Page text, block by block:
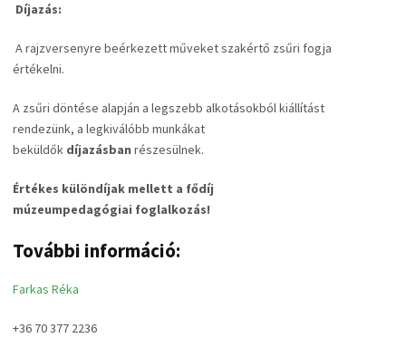
Díjazás:
A rajzversenyre beérkezett műveket szakértő zsűri fogja
értékelni.
A zsűri döntése alapján a legszebb alkotásokból kiállítást
rendezünk, a legkiválóbb munkákat
beküldők díjazásban részesülnek.
Értékes különdíjak mellett a fődíj
múzeumpedagógiai foglalkozás!
További információ:
Farkas Réka
+36 70 377 2236